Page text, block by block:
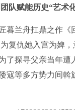
队赋能历史“艺术
暮兰舟扛鼎之作
复仇她入宫为婢
了探寻父亲当年
寇等多方势力间